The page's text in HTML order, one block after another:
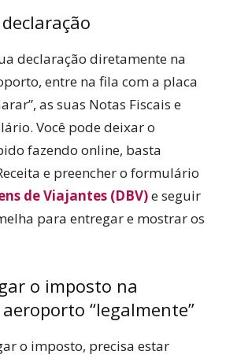
declaração diretamente na
entre na fila com a placa
as suas Notas Fiscais e
Você pode deixar o
fazendo online, basta
e preencher o formulário
de Viajantes (DBV)e seguir
para entregar e mostrar os
o imposto na
“legalmente”
o imposto, precisa estar